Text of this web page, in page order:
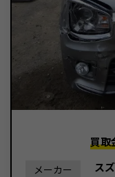
買取
メーカー ス